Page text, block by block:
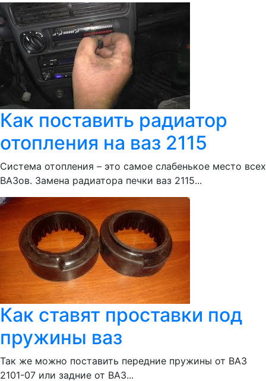
Как поставить радиатор
отопления на ваз 2115
Система отопления – это самое слабенькое место всех
ВАЗов. Замена радиатора печки ваз 2115...
Как ставят проставки под
пружины ваз
Так же можно поставить передние пружины от ВАЗ
2101-07 или задние от ВАЗ...